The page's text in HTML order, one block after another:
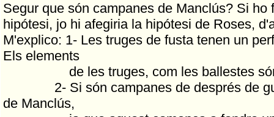
Segur que són campanes de Manclús? Si
hipótesi, jo hi afegiria la hipótesi de Roses,
M'explico: 1- Les truges de fusta tenen un
Els elements
de les truges, com les ballestes són
2- Si són campanes de després de
de Manclús,